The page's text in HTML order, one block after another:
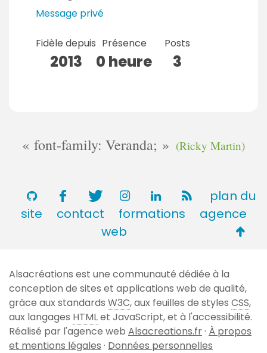
Message privé
Fidèle depuis
2013
Présence
0 heure
Posts
3
font-family: Veranda; (Ricky Martin)
plan du
site
contact formations
agence
web
de
page
Alsacréations est une communauté dédiée à la
conception de sites et applications web de qualité,
grâce aux standards W3C, aux feuilles de styles CSS,
aux langages HTMLet JavaScript, et à l'accessibilité.
Réalisé par l'agence web Alsacreations.fr· À propos
et mentions légales · Données personnelles